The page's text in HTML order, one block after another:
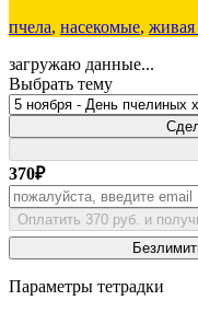
пчела, насекомые, живая
загружаю данные...
Выбрать тему
370₽
Оплатить 370 руб. и
Параметры тетрадки